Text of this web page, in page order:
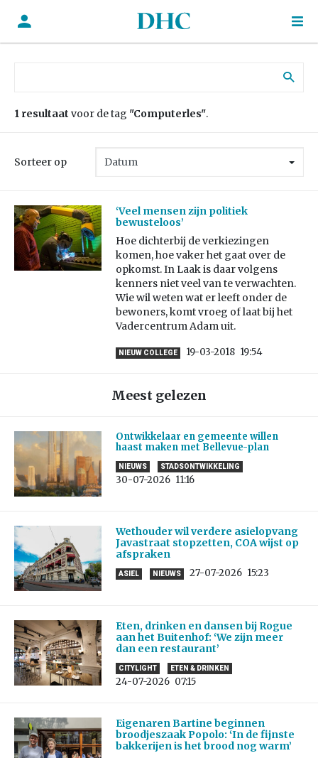
1 resultaat voor de tag "Computerles".
Sorteer op
‘Veel mensen zijn politiek
bewusteloos’
Hoe dichterbij de verkiezingen
komen, hoe vaker het gaat over de
opkomst. In Laak is daar volgens
kenners niet veel van te verwachten.
Wie wil weten wat er leeft onder de
bewoners, komt vroeg of laat bij het
Vadercentrum Adam uit.
NIEUW COLLEGE 19-03-2018 19:54
Meest gelezen
Ontwikkelaar en gemeente willen
haast maken met Bellevue-plan
NIEUWS STADSONTWIKKELING
30-07-2026 11:16
Wethouder wil verdere asielopvang
Javastraat stopzetten, COA wijst op
afspraken
ASIEL NIEUWS 27-07-2026 15:23
Eten, drinken en dansen bij Rogue
aan het Buitenhof: ‘We zijn meer
dan een restaurant’
CITYLIGHT ETEN & DRINKEN
24-07-2026 07:15
Eigenaren Bartine beginnen
broodjeszaak Popolo: ‘In de fijnste
bakkerijen is het brood nog warm’